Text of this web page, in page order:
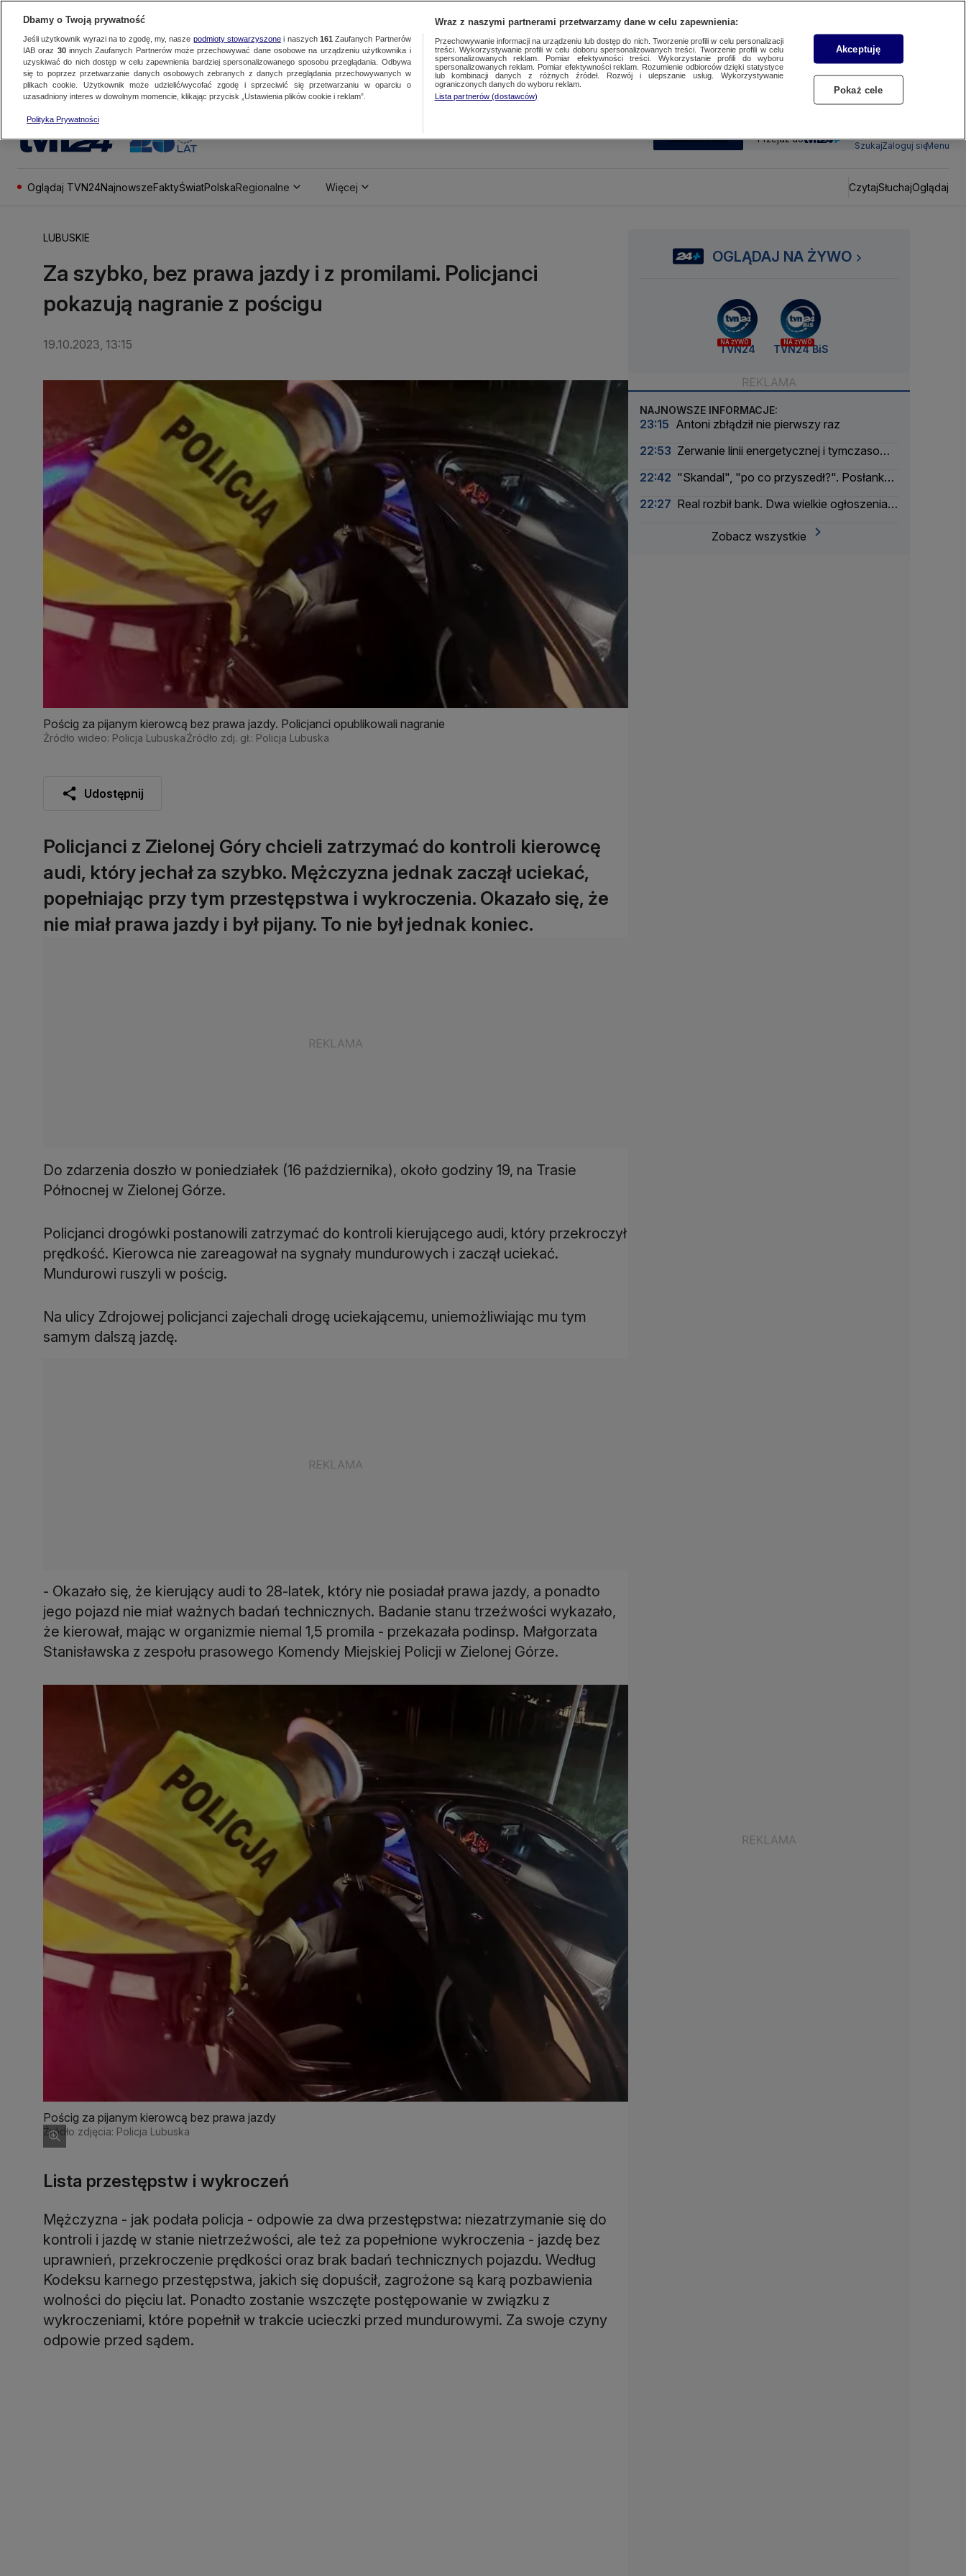
SUBSKRYBUJ Przejdź do
SzukajZaloguj sięMenu
Oglądaj TVN24NajnowszeFaktyŚwiatPolskaRegionalne Więcej CzytajSłuchajOglądaj
LUBUSKIE
Za szybko, bez prawa jazdy i z promilami. Policjanci
pokazują nagranie z pościgu
19.10.2023, 13:15
Pościg za pijanym kierowcą bez prawa jazdy. Policjanci opublikowali nagranie
Źródło wideo: Policja LubuskaŹródło zdj. gł.: Policja Lubuska
Udostępnij
Policjanci z Zielonej Góry chcieli zatrzymać do kontroli kierowcę
audi, który jechał za szybko. Mężczyzna jednak zaczął uciekać,
popełniając przy tym przestępstwa i wykroczenia. Okazało się, że
nie miał prawa jazdy i był pijany. To nie był jednak koniec.
Do zdarzenia doszło w poniedziałek (16 października), około godziny 19, na Trasie
Północnej w Zielonej Górze.
Policjanci drogówki postanowili zatrzymać do kontroli kierującego audi, który przekroczył
prędkość. Kierowca nie zareagował na sygnały mundurowych i zaczął uciekać.
Mundurowi ruszyli w pościg.
Na ulicy Zdrojowej policjanci zajechali drogę uciekającemu, uniemożliwiając mu tym
samym dalszą jazdę.
- Okazało się, że kierujący audi to 28-latek, który nie posiadał prawa jazdy, a ponadto
jego pojazd nie miał ważnych badań technicznych. Badanie stanu trzeźwości wykazało,
że kierował, mając w organizmie niemal 1,5 promila - przekazała podinsp. Małgorzata
Stanisławska z zespołu prasowego Komendy Miejskiej Policji w Zielonej Górze.
Pościg za pijanym kierowcą bez prawa jazdy
Źródło zdjęcia: Policja Lubuska
Lista przestępstw i wykroczeń
Mężczyzna - jak podała policja - odpowie za dwa przestępstwa: niezatrzymanie się do
kontroli i jazdę w stanie nietrzeźwości, ale też za popełnione wykroczenia - jazdę bez
uprawnień, przekroczenie prędkości oraz brak badań technicznych pojazdu. Według
Kodeksu karnego przestępstwa, jakich się dopuścił, zagrożone są karą pozbawienia
wolności do pięciu lat. Ponadto zostanie wszczęte postępowanie w związku z
wykroczeniami, które popełnił w trakcie ucieczki przed mundurowymi. Za swoje czyny
odpowie przed sądem.
OGLĄDAJ NA ŻYWO
NA ŻYWO
TVN24
NA ŻYWO
TVN24 BiS
NAJNOWSZE INFORMACJE:
23:15 Antoni zbłądził nie pierwszy raz
22:53 Zerwanie linii energetycznej i tymczasowa
Wojskowa
22:42 "Skandal", "po co przyszedł?". Posłanka
22:27 Real rozbił bank. Dwa wielkie ogłoszenia
Zobacz wszystkie
Dbamy o Twoją prywatność
Jeśli użytkownik wyrazi na to zgodę, my, nasze podmioty stowarzyszonei naszych 161 Zaufanych Partnerów
IAB oraz 30innych Zaufanych Partnerów może przechowywać dane osobowe na urządzeniu użytkownika i
uzyskiwać do nich dostęp w celu zapewnienia bardziej spersonalizowanego sposobu przeglądania. Odbywa
się to poprzez przetwarzanie danych osobowych zebranych z danych przeglądania przechowywanych w
plikach cookie. Użytkownik może udzielić/wycofać zgodę i sprzeciwić się przetwarzaniu w oparciu o
uzasadniony interes w dowolnym momencie, klikając przycisk „Ustawienia plików cookie i reklam”.
Polityka Prywatności
Wraz z naszymi partnerami przetwarzamy dane w celu zapewnienia:
Przechowywanie informacji na urządzeniu lub dostęp do nich. Tworzenie profili w celu personalizacji
treści. Wykorzystywanie profili w celu doboru spersonalizowanych treści. Tworzenie profili w celu
spersonalizowanych reklam. Pomiar efektywności treści. Wykorzystanie profili do wyboru
spersonalizowanych reklam. Pomiar efektywności reklam. Rozumienie odbiorców dzięki statystyce
lub kombinacji danych z różnych źródeł. Rozwój i ulepszanie usług. Wykorzystywanie
ograniczonych danych do wyboru reklam.
Lista partnerów (dostawców)
Akceptuję
Pokaż cele